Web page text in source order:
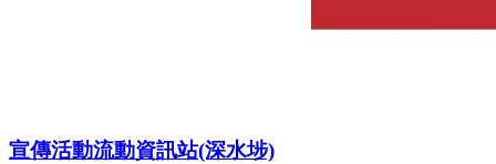
宣傳活動流動資訊站(深水埗)